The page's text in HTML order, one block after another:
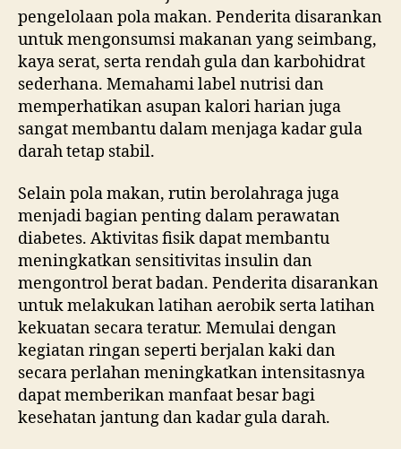
pengelolaan pola makan. Penderita disarankan
untuk mengonsumsi makanan yang seimbang,
kaya serat, serta rendah gula dan karbohidrat
sederhana. Memahami label nutrisi dan
memperhatikan asupan kalori harian juga
sangat membantu dalam menjaga kadar gula
darah tetap stabil.
Selain pola makan, rutin berolahraga juga
menjadi bagian penting dalam perawatan
diabetes. Aktivitas fisik dapat membantu
meningkatkan sensitivitas insulin dan
mengontrol berat badan. Penderita disarankan
untuk melakukan latihan aerobik serta latihan
kekuatan secara teratur. Memulai dengan
kegiatan ringan seperti berjalan kaki dan
secara perlahan meningkatkan intensitasnya
dapat memberikan manfaat besar bagi
kesehatan jantung dan kadar gula darah.